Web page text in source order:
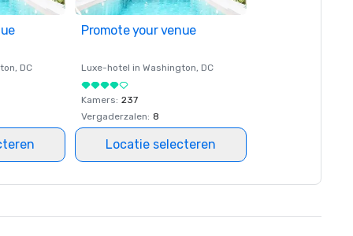
, DC
Promote your venue
Luxe-hotel in Washington, DC
Kamers: 237
Vergaderzalen: 8
Locatie selecteren